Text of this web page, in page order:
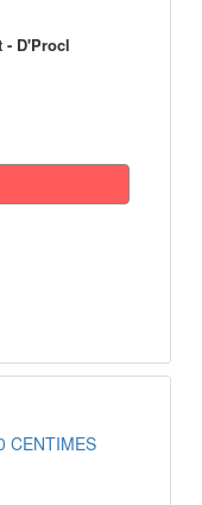
- D'Procl